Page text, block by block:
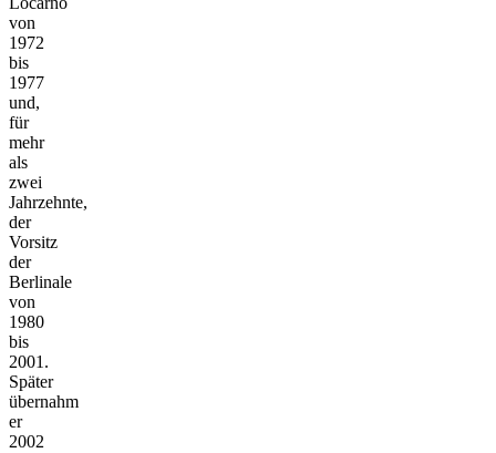
von
1972
bis
1977
und,
für
mehr
als
zwei
Jahrzehnte,
der
Vorsitz
der
Berlinale
von
1980
bis
2001.
Später
übernahm
er
2002